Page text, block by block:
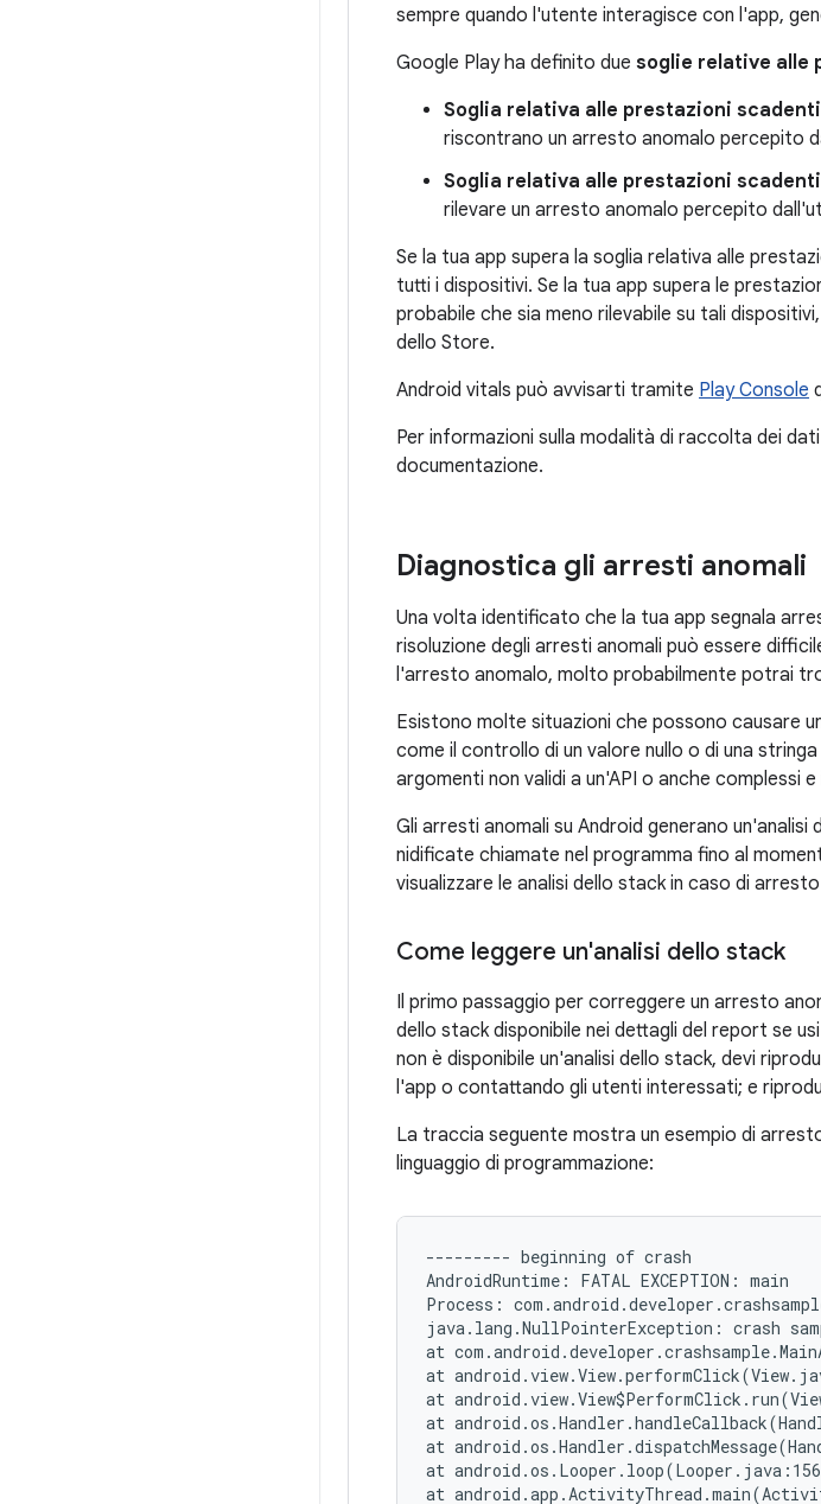
sempre quando l'utente interagisce con l'app,
Google Play ha definito due soglie relative alle
Soglia relativa alle prestazioni
riscontrano un arresto anomalo percepito
Soglia relativa alle prestazioni
rilevare un arresto anomalo percepito
Se la tua app supera la soglia relativa alle
tutti i dispositivi. Se la tua app supera le
probabile che sia meno rilevabile su tali
dello Store.
Android vitals può avvisarti tramite Play Console
Per informazioni sulla modalità di raccolta dei
documentazione.
Diagnostica gli arresti anomali
Una volta identificato che la tua app segnala
risoluzione degli arresti anomali può essere
l'arresto anomalo, molto probabilmente potrai
Esistono molte situazioni che possono causare
come il controllo di un valore nullo o di una
argomenti non validi a un'API o anche complessi
Gli arresti anomali su Android generano
nidificate chiamate nel programma fino al
visualizzare le analisi dello stack in caso di
Come leggere un'analisi dello stack
Il primo passaggio per correggere un arresto
dello stack disponibile nei dettagli del report se
non è disponibile un'analisi dello stack, devi
l'app o contattando gli utenti interessati; e
La traccia seguente mostra un esempio di
linguaggio di programmazione:
--------- beginning of crash
AndroidRuntime: FATAL EXCEPTION: main
Process:
java.lang.NullPointerException: crash
at
at
at
at
at
at
at